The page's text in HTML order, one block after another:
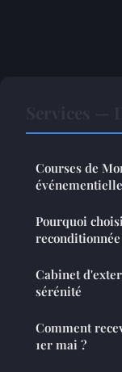
Courses de
Pourquoi
Cabinet
sérénité
Comment
1er mai ?